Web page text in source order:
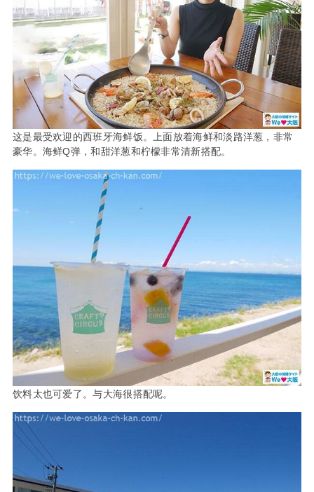
这是最受欢迎的西班牙海鲜饭。上面放着海鲜和淡路洋葱，非常
豪华。海鲜Q弹，和甜洋葱和柠檬非常清新搭配。
饮料太也可爱了。与大海很搭配呢。